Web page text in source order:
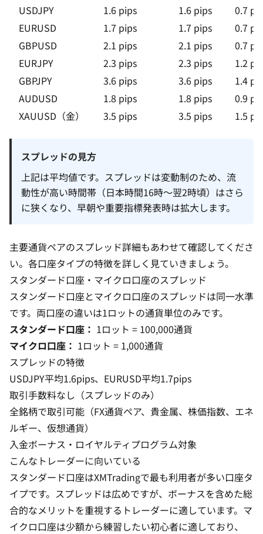
USDJPY
1.6 pips 1.6 pips
0.7
EURUSD
1.7 pips 1.7 pips
0.7
GBPUSD
2.1 pips 2.1 pips
0.7
EURJPY
2.3 pips 2.3 pips
1.2
GBPJPY
3.6 pips 3.6 pips
1.4
AUDUSD
1.8 pips 1.8 pips
0.9
XAUUSD（金）
3.5 pips 3.5 pips 1.5
スプレッドの見方
上記は平均値です。スプレッドは変動制のため、流
動性が高い時間帯（日本時間16時〜翌2時頃）はさら
に狭くなり、早朝や重要指標発表時は拡大します。
主要通貨ペアのスプレッド詳細もあわせて確認してくださ
い。各口座タイプの特徴を詳しく見ていきましょう。
スタンダード口座・マイクロ口座のスプレッド
スタンダード口座とマイクロ口座のスプレッドは同一水準
です。両口座の違いは1ロットの通貨単位のみです。
スタンダード口座 ： 1ロット = 100,000通貨
マイクロ口座 ： 1ロット = 1,000通貨
スプレッドの特徴
USDJPY平均1.6pips、EURUSD平均1.7pips
取引手数料なし（スプレッドのみ）
全銘柄で取引可能（FX通貨ペア、貴金属、株価指数、エネ
ルギー、仮想通貨）
入金ボーナス・ロイヤルティプログラム対象
こんなトレーダーに向いている
スタンダード口座はXMTradingで最も利用者が多い口座タ
イプです。スプレッドは広めですが、ボーナスを含めた総
合的なメリットを重視するトレーダーに適しています。マ
イクロ口座は少額から練習したい初心者に適しており、